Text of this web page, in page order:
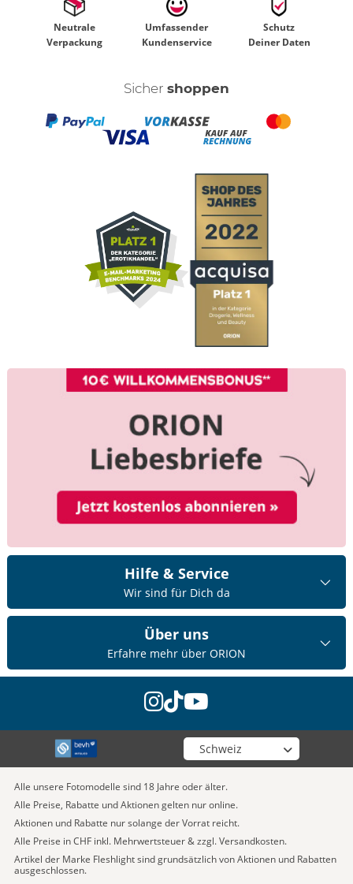
Neutrale
Verpackung
Umfassender
Kundenservice
Schutz
Deiner Daten
Sicher shoppen
Hilfe & Service
Wir sind für Dich da
Über uns
Erfahre mehr über ORION
instagram
tiktok
youtube
Wähle deinen Shop
Alle unsere Fotomodelle sind 18 Jahre oder älter.
Alle Preise, Rabatte und Aktionen gelten nur online.
Aktionen und Rabatte nur solange der Vorrat reicht.
Alle Preise in CHF inkl. Mehrwertsteuer & zzgl. Versandkosten.
Artikel der Marke Fleshlight sind grundsätzlich von Aktionen und Rabatten
ausgeschlossen.